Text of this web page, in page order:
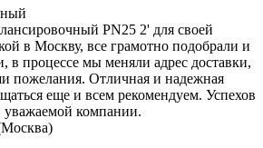
PN25 2' для своей
в Москву, все грамотно подобрали и
в процессе мы меняли адрес доставки,
пожелания. Отличная и надежная
еще и всем рекомендуем. Успехов
компании.